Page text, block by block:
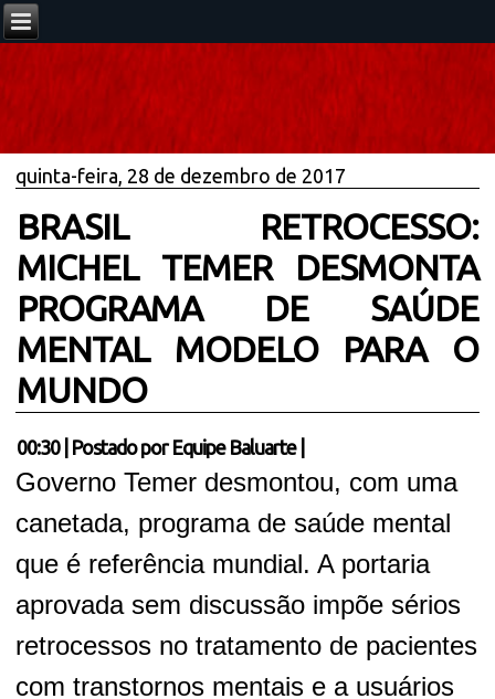
quinta-feira, 28 de dezembro de 2017
BRASIL RETROCESSO:
MICHEL TEMER DESMONTA
PROGRAMA DE SAÚDE
MENTAL MODELO PARA O
MUNDO
00:30| Postado por Equipe Baluarte
Governo Temer desmontou, com uma
canetada, programa de saúde mental
que é referência mundial. A portaria
aprovada sem discussão impõe sérios
retrocessos no tratamento de pacientes
com transtornos mentais e a usuários